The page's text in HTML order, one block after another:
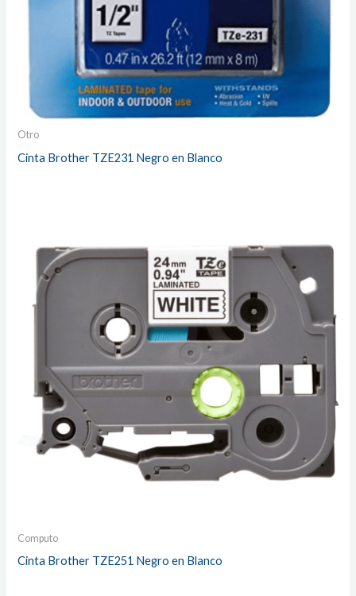
Otro
Cinta Brother TZE231 Negro en Blanco
Computo
Cinta Brother TZE251 Negro en Blanco